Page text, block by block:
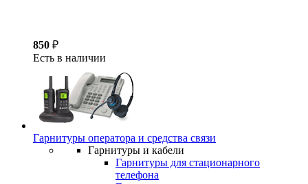
850 ₽
Есть в наличии
Гарнитуры оператора и средства связи
Гарнитуры и кабели
Гарнитуры для стационарного
телефона